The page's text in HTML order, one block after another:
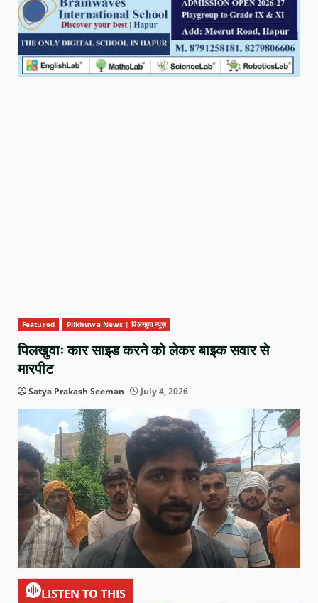
Featured Pilkhuwa News | पिलखुवा न्यूज़
पिलखुवाः कार साइड करने को लेकर बाइक सवार से
मारपीट
Satya Prakash Seeman July 4, 2026
LISTEN TO THIS